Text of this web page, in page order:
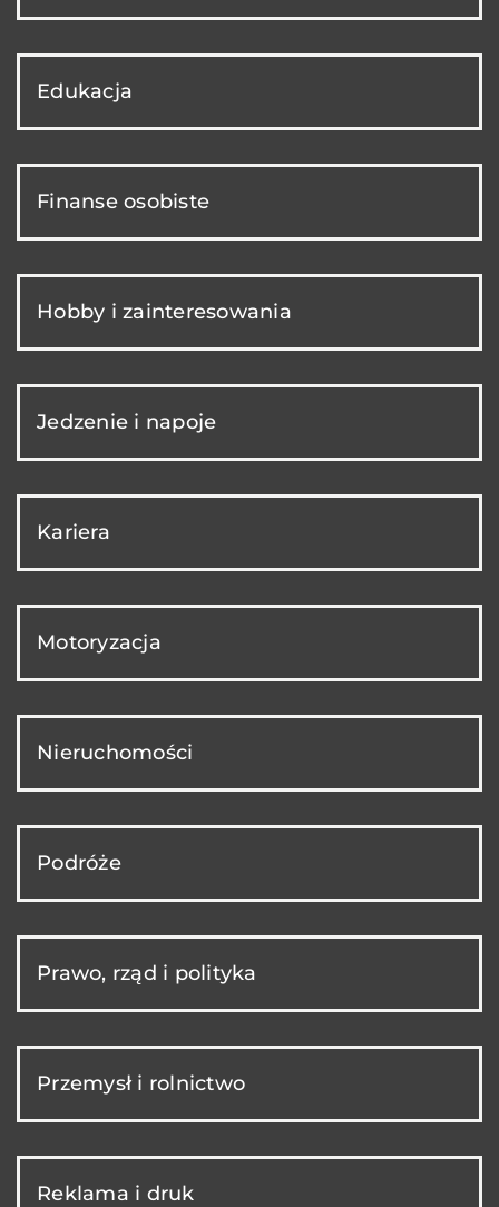
Edukacja
Finanse osobiste
Hobby i zainteresowania
Jedzenie i napoje
Kariera
Motoryzacja
Nieruchomości
Podróże
Prawo, rząd i polityka
Przemysł i rolnictwo
Reklama i druk